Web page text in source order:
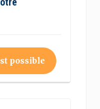
possible